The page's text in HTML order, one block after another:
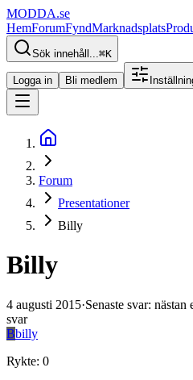
MODDA.se
HemForumFyndMarknadsplats
Sök innehåll...⌘K
Logga in Bli medlem
Forum
Presentationer
Billy
Billy
4 augusti 2015·Senaste svar: nästan
svar
Bbilly
Rykte: 0